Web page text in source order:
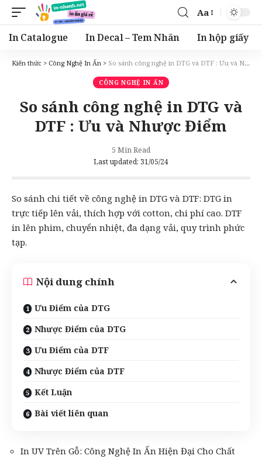
Font
Resizer
Aa
In Catalogue In Decal – Tem Nhãn In hộp giấy
Kiến thức > Công Nghệ In Ấn > So sánh công nghệ in DTG và DTF : Ưu và Nhược Điểm
CÔNG NGHỆ IN ẤN
So sánh công nghệ in DTG và
DTF : Ưu và Nhược Điểm
Last updated: 31/05/24
5 Min Read
So sánh chi tiết về công nghệ in DTG và DTF: DTG in
trực tiếp lên vải, thích hợp với cotton, chi phí cao. DTF
in lên phim, chuyển nhiệt, đa dạng vải, quy trình phức
tạp.
Nội dung chính
Ưu Điểm của DTG
Nhược Điểm của DTG
Ưu Điểm của DTF
Nhược Điểm của DTF
Kết Luận
Bài viết liên quan
In UV Trên Gỗ: Công Nghệ In Ấn Hiện Đại Cho Chất